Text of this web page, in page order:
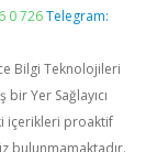
0 726 Telegram:
Bilgi Teknolojileri
Yer Sağlayıcı
içerikleri proaktif
bulunmamaktadır.